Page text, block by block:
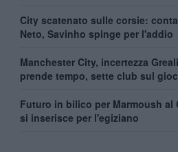
City scatenato sulle corsie:
Neto, Savinho spinge per l'addio
Manchester City, incertezza
prende tempo, sette club sul
Futuro in bilico per Marmoush al
si inserisce per l'egiziano